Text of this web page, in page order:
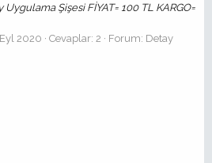
Şişesi FİYAT= 100 TL KARGO=
2020 Cevaplar: 2 Forum: Detay